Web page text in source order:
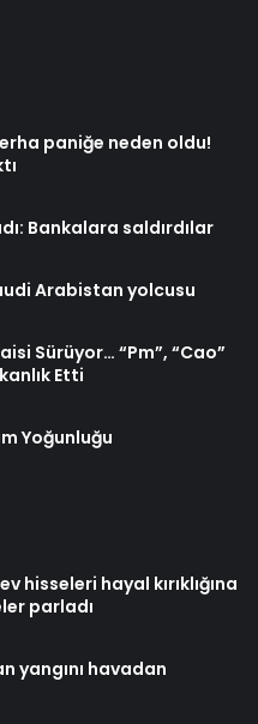
paniğe neden oldu!
Bankalara saldırdılar
Arabistan yolcusu
Sürüyor… “Pm”, “Cao”
Etti
Yoğunluğu
hisseleri hayal kırıklığına
parladı
yangını havadan